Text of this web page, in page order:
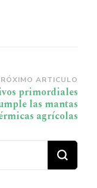
ARTICULO
primordiales
las mantas
agrícolas